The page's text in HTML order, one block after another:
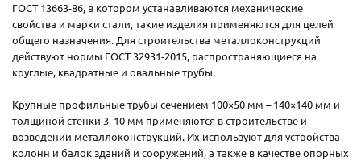
ГОСТ 13663-86, в котором устанавливаются механические
свойства и марки стали, такие изделия применяются для целей
общего назначения. Для строительства металлоконструкций
действуют нормы ГОСТ 32931-2015, распространяющиеся на
круглые, квадратные и овальные трубы.
Крупные профильные трубы сечением 100×50 мм – 140×140 мм и
толщиной стенки 3–10 мм применяются в строительстве и
возведении металлоконструкций. Их используют для устройства
колонн и балок зданий и сооружений, а также в качестве опорных